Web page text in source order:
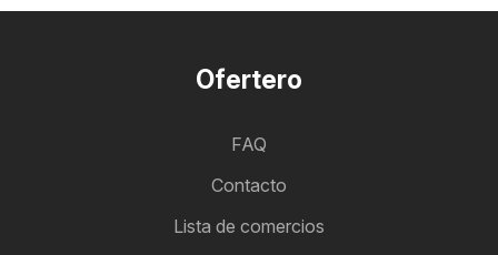
Ofertero
FAQ
Contacto
Lista de comercios